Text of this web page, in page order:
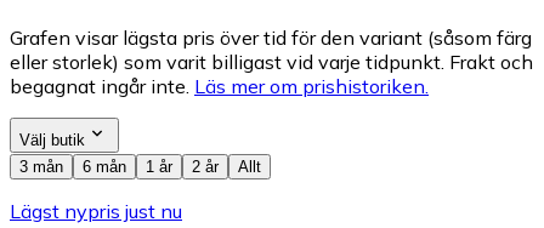
Grafen visar lägsta pris över tid för den variant (såsom färg
eller storlek) som varit billigast vid varje tidpunkt. Frakt och
begagnat ingår inte. Läs mer om prishistoriken.
Välj butik
3 mån
6 mån 1 år 2 år Allt
Lägst nypris just nu